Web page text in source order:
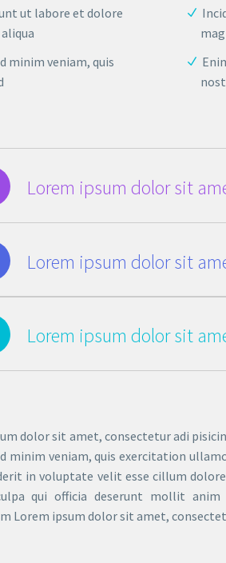
ut labore et dolore
minim veniam, quis
Lorem ipsum dolor sit
Lorem ipsum dolor sit
Lorem ipsum dolor sit
dolor sit amet, consectetur adi
minim veniam, quis exercitation
in voluptate velit esse cillum
qui officia deserunt mollit
Lorem ipsum dolor sit amet,